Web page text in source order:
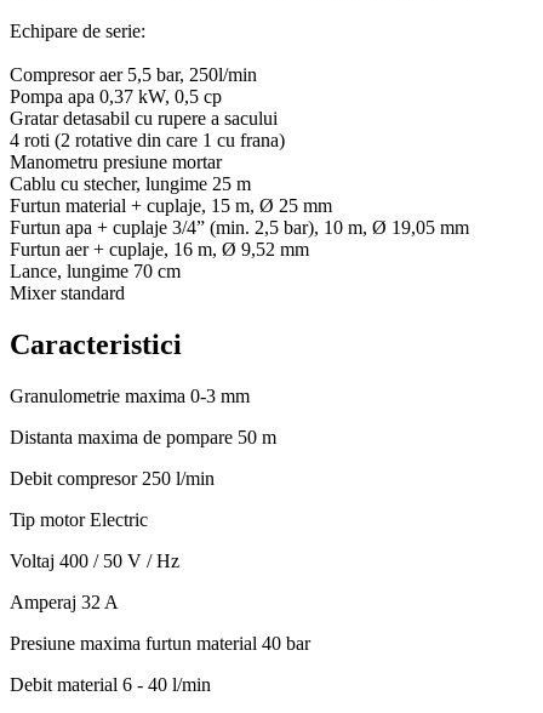
Echipare de serie:
Compresor aer 5,5 bar, 250l/min
Pompa apa 0,37 kW, 0,5 cp
Gratar detasabil cu rupere a sacului
4 roti (2 rotative din care 1 cu frana)
Manometru presiune mortar
Cablu cu stecher, lungime 25 m
Furtun material + cuplaje, 15 m, Ø 25 mm
Furtun apa + cuplaje 3/4” (min. 2,5 bar), 10 m, Ø 19,05 mm
Furtun aer + cuplaje, 16 m, Ø 9,52 mm
Lance, lungime 70 cm
Mixer standard
Caracteristici
Granulometrie maxima 0-3 mm
Distanta maxima de pompare 50 m
Debit compresor 250 l/min
Tip motorElectric
Voltaj 400 / 50 V / Hz
Amperaj 32 A
Presiune maxima furtun material 40 bar
Debit material 6 - 40 l/min